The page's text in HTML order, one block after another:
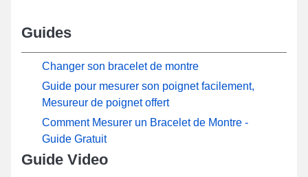
Guides
Changer son bracelet de montre
Guide pour mesurer son poignet facilement,
Mesureur de poignet offert
Comment Mesurer un Bracelet de Montre -
Guide Gratuit
Guide Video